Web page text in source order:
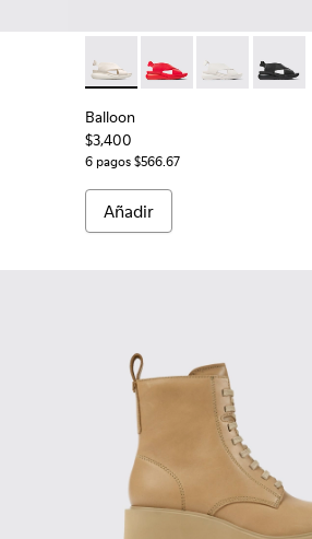
Balloon - K200066-019 -
Balloon - K200066-
Balloon -
Balloon
$3,400
6 pagos $566.67
Añadir